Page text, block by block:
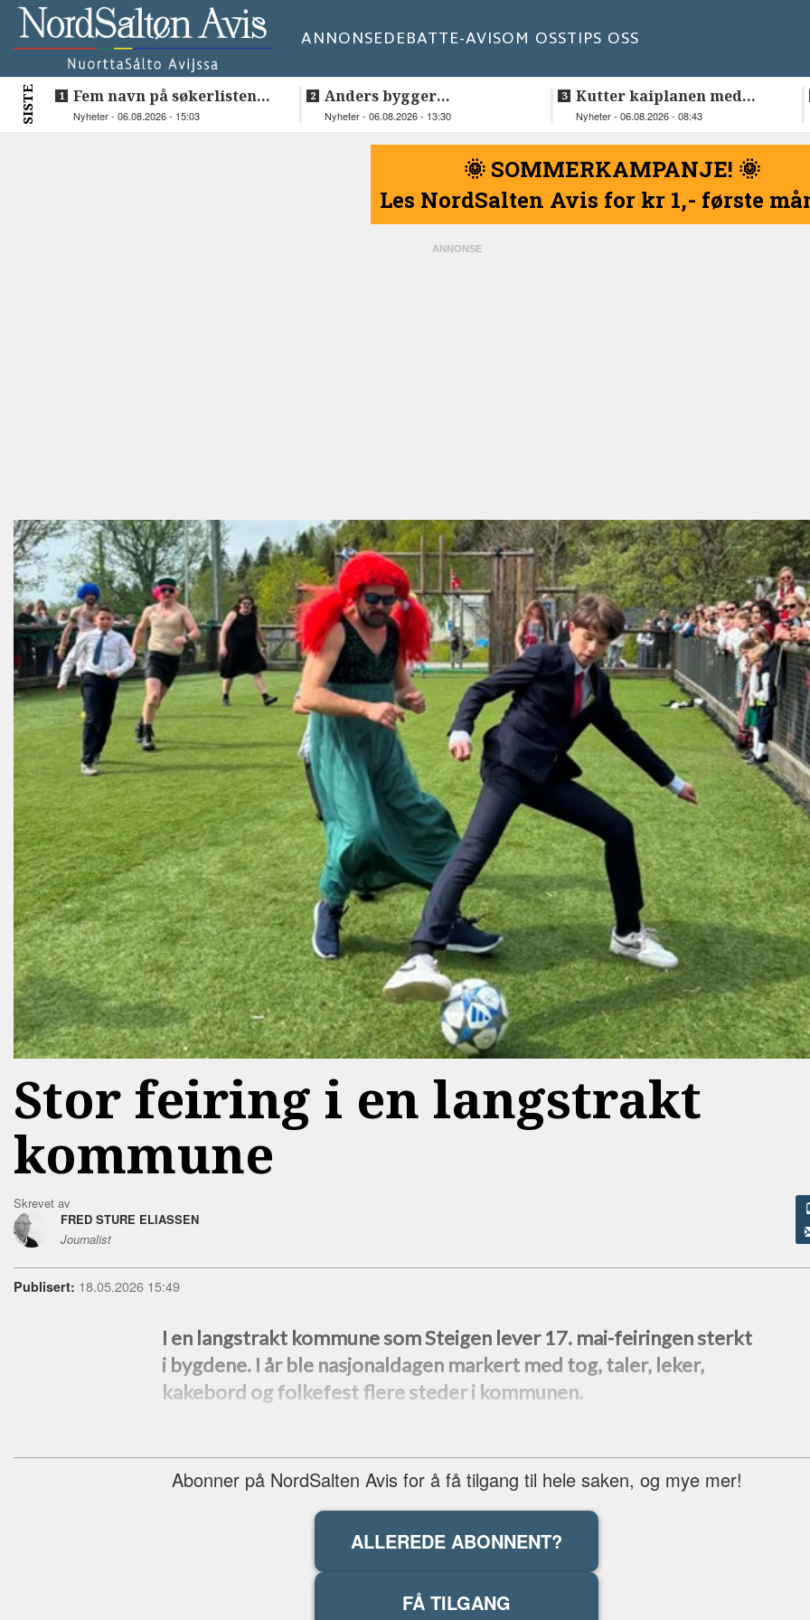
ANNONSEDEBATTE-AVISOM OSSTIPS OSS
SISTE
Fem navn på søkerlisten
til toppjobben i
Nyheter - 06.08.2026 - 15:03
Anders bygger
teknologiselskap fra
Nyheter - 06.08.2026 - 13:30
Kutter kaiplanen med
flere hundre millioner
Nyheter - 06.08.2026 - 08:43
🌞 SOMMERKAMPANJE! 🌞
Les NordSalten Avis for kr 1,- første
Stor feiring i en langstrakt
kommune
Skrevet av
FRED STURE ELIASSEN
Journalist
Publisert: 18.05.2026 15:49
I en langstrakt kommune som Steigen lever 17. mai-feiringen sterkt
i bygdene. I år ble nasjonaldagen markert med tog, taler, leker,
kakebord og folkefest flere steder i kommunen.
Abonner på NordSalten Avis for å få tilgang til hele saken, og mye mer!
ALLEREDE ABONNENT?
FÅ TILGANG